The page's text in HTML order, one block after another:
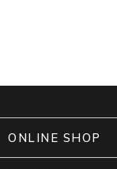
ONLINE SHOP